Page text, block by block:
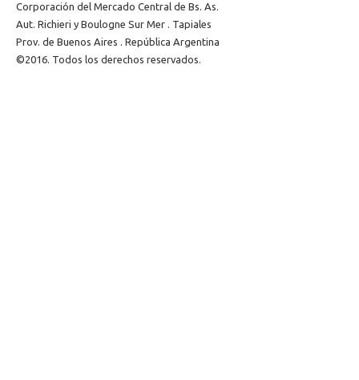
Corporación del Mercado Central de Bs. As.
Aut. Richieri y Boulogne Sur Mer . Tapiales
Prov. de Buenos Aires . República Argentina
©2016. Todos los derechos reservados.